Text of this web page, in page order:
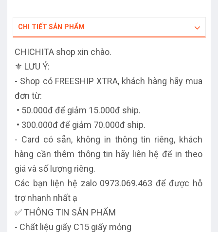
CHI TIẾT SẢN PHẨM
CHICHITA shop xin chào.
⚜️ LƯU Ý:
- Shop có FREESHIP XTRA, khách hàng hãy mua
đơn từ:
• 50.000đ để giảm 15.000đ ship.
• 300.000đ để giảm 70.000đ ship.
- Card có sẵn, không in thông tin riêng, khách
hàng cần thêm thông tin hãy liên hệ để in theo
giá và số lượng riêng.
Các bạn liện hệ zalo 0973.069.463 để được hỗ
trợ nhanh nhất ạ
✅ THÔNG TIN SẢN PHẨM
- Chất liệu giấy C15 giấy mỏng